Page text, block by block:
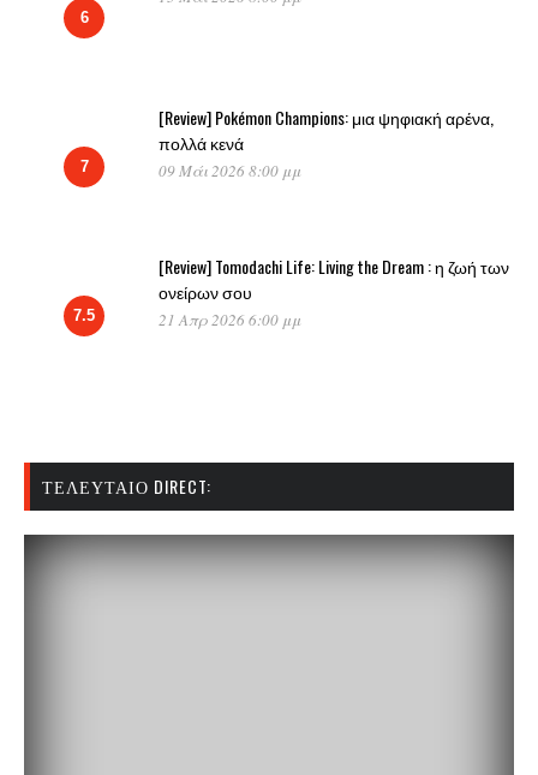
6
7
[Review] Pokémon Champions: μια ψηφιακή αρένα,
πολλά κενά
09 Μάι 2026 8:00 μμ
7.5
[Review] Tomodachi Life: Living the Dream : η ζωή των
ονείρων σου
21 Απρ 2026 6:00 μμ
ΤΕΛΕΥΤΑΊΟ DIRECT: